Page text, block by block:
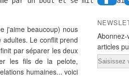
j'aime beaucoup) ​nous
Le conflit prend
par séparer les deux
les fils de la pelote,
humaines... voici
articles
Email